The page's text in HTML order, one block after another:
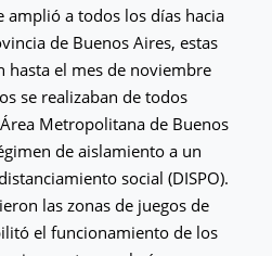
amplió a todos los días hacia
de Buenos Aires, estas
hasta el mes de noviembre
se realizaban de todos
Metropolitana de Buenos
de aislamiento a un
social (DISPO).
las zonas de juegos de
el funcionamiento de los